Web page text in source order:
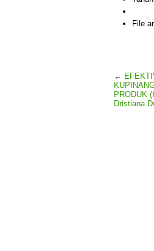
File
←
PRODUK
Dristiana